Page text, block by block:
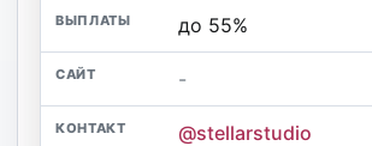
до 55%
-
@stellarstudio